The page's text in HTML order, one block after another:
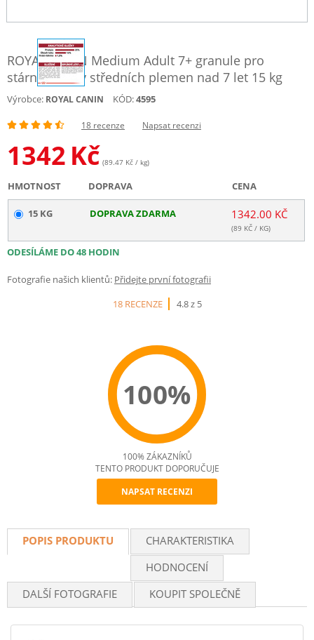
ROYAL CANIN Medium Adult 7+ granule pro
stárnoucí psy středních plemen nad 7 let 15 kg
Výrobce: ROYAL CANIN KÓD:4595
18 recenze Napsat recenzi
1342 Kč (89.47 Kč / kg)
HMOTNOST DOPRAVA CENA
15 KG DOPRAVA ZDARMA 1342.00 KČ
(89 KČ / KG)
ODESÍLÁME DO 48 HODIN
Fotografie našich klientů: Přidejte první fotografii
18 RECENZE
4.8 z 5
100%
Recommend
100% ZÁKAZNÍKŮ
TENTO PRODUKT DOPORUČUJE
NAPSAT RECENZI
POPIS PRODUKTU
CHARAKTERISTIKA
HODNOCENÍ
DALŠÍ FOTOGRAFIE
KOUPIT SPOLEČNĚ